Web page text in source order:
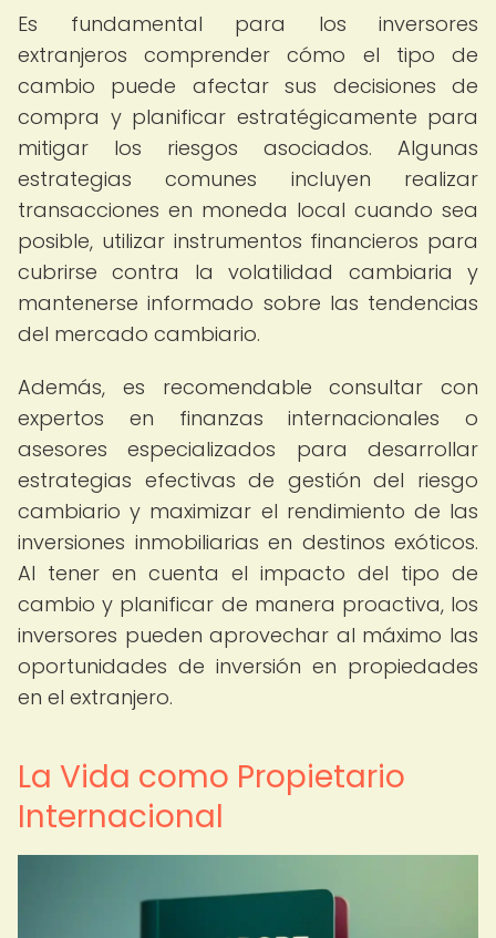
Es fundamental para los inversores
extranjeros comprender cómo el tipo de
cambio puede afectar sus decisiones de
compra y planificar estratégicamente para
mitigar los riesgos asociados. Algunas
estrategias comunes incluyen realizar
transacciones en moneda local cuando sea
posible, utilizar instrumentos financieros para
cubrirse contra la volatilidad cambiaria y
mantenerse informado sobre las tendencias
del mercado cambiario.
Además, es recomendable consultar con
expertos en finanzas internacionales o
asesores especializados para desarrollar
estrategias efectivas de gestión del riesgo
cambiario y maximizar el rendimiento de las
inversiones inmobiliarias en destinos exóticos.
Al tener en cuenta el impacto del tipo de
cambio y planificar de manera proactiva, los
inversores pueden aprovechar al máximo las
oportunidades de inversión en propiedades
en el extranjero.
La Vida como Propietario
Internacional